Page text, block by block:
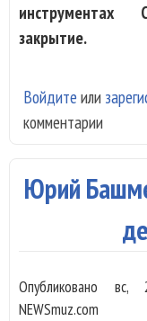
инструментах
закрытие.
Войдите или
комментарии
Юрий
Опубликовано вс,
NEWSmuz.com